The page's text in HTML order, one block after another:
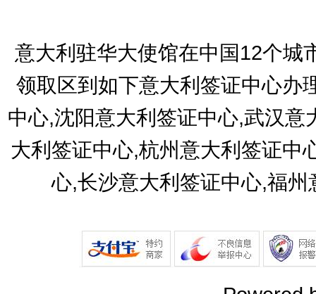
意大利驻华大使馆在中国12个城
领取区到如下意大利签证中心办
中心,沈阳意大利签证中心,武汉
大利签证中心,杭州意大利签证中
心,长沙意大利签证中心,福